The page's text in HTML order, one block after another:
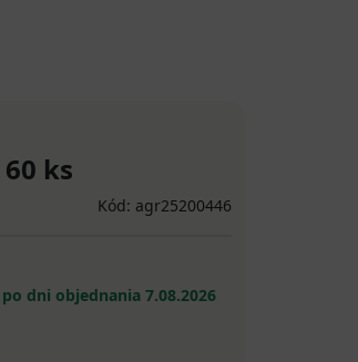
ks
Kód: agr25200446
dni objednania 7.08.2026